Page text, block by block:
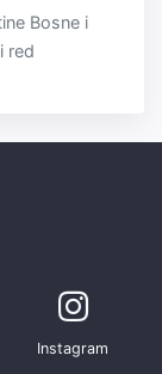
Bosne i
red
Instagram